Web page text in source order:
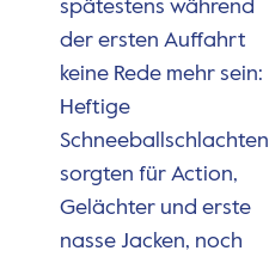
spätestens während
der ersten Auffahrt
keine Rede mehr sein:
Heftige
Schneeballschlachten
sorgten für Action,
Gelächter und erste
nasse Jacken, noch